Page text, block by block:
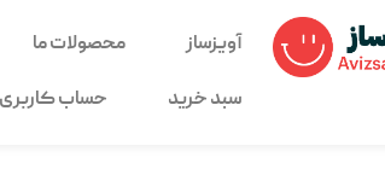
آویزساز محصولات ما
سبد خرید حساب